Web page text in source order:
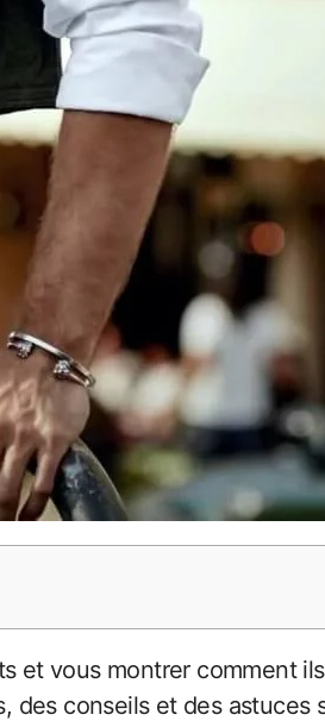
des conseils et des astuces